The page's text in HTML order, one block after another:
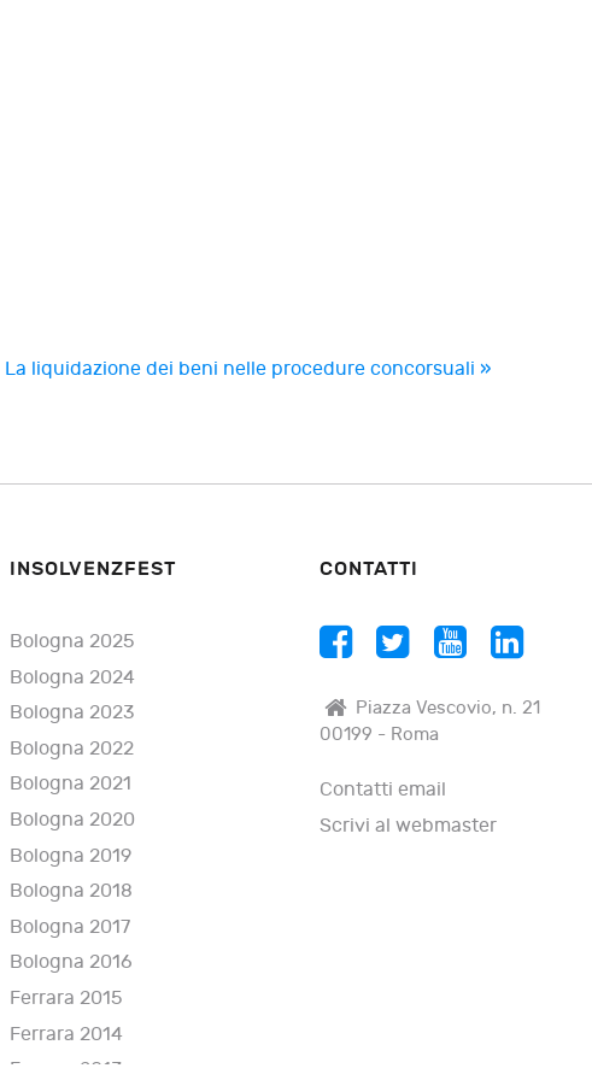
La liquidazione dei beni nelle procedure concorsuali »
INSOLVENZFEST
Bologna 2025
Bologna 2024
Bologna 2023
Bologna 2022
Bologna 2021
Bologna 2020
Bologna 2019
Bologna 2018
Bologna 2017
Bologna 2016
Ferrara 2015
Ferrara 2014
Ferrara 2013
CONTATTI
Piazza Vescovio, n. 21
00199 - Roma
Contatti email
Scrivi al webmaster